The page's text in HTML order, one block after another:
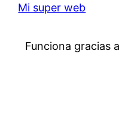
Mi super web
Funciona gracias a